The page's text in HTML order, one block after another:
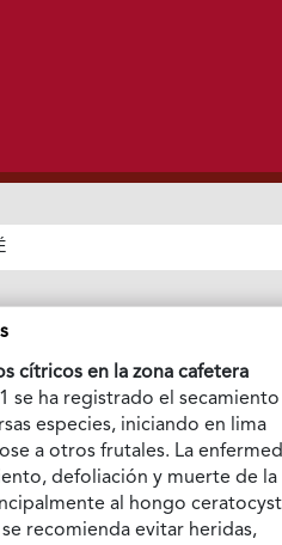
cítricos en la zona cafetera
se ha registrado el
especies, iniciando en lima
a otros frutales. La
defoliación y muerte de la
al hongo
recomienda evitar heridas,